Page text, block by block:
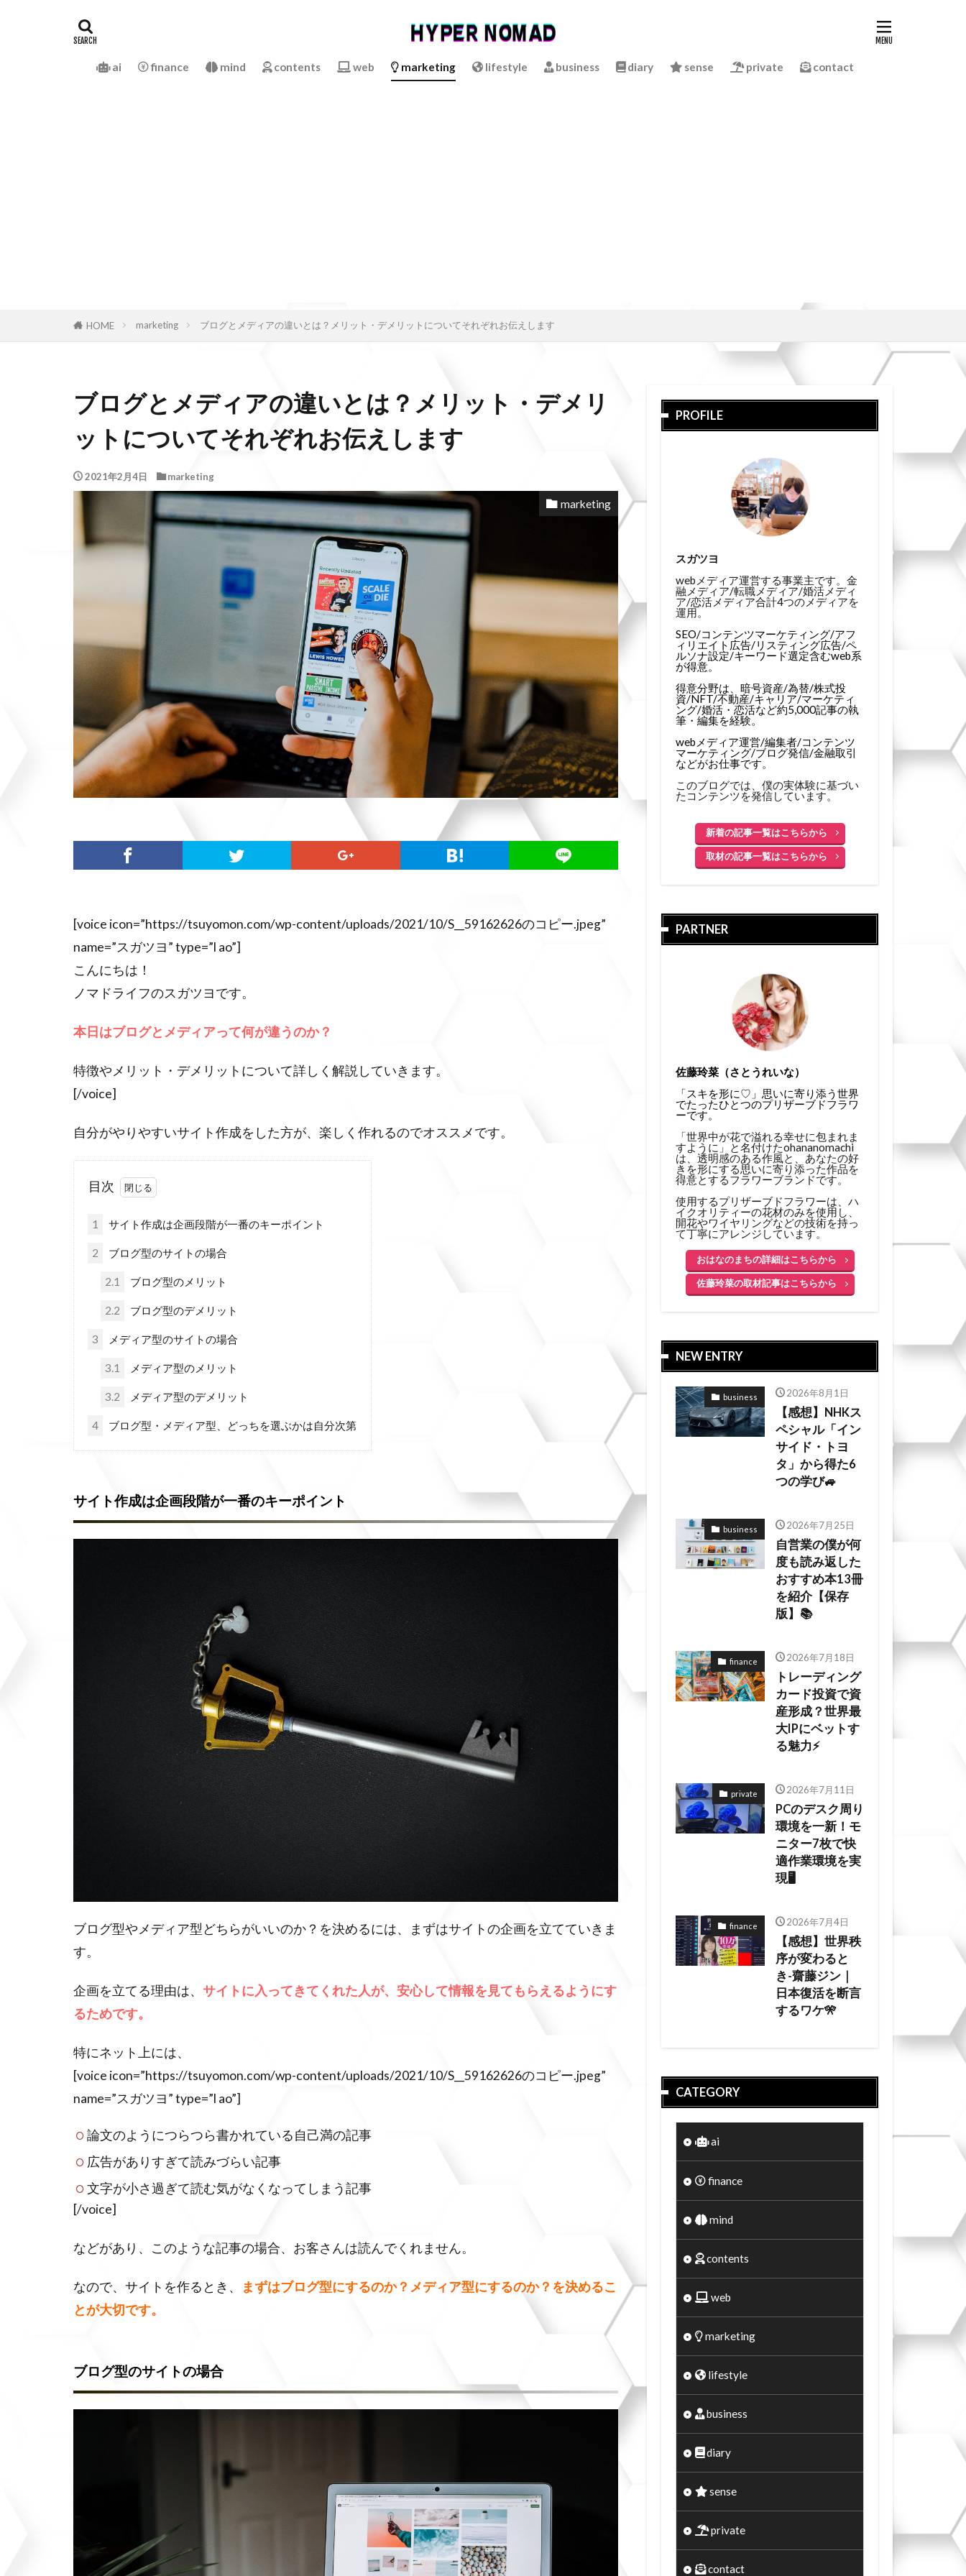
ai finance mind contents web marketing lifestyle business diary sense private contact
HOME marketing ブログとメディアの違いとは？メリット・デメリットについてそれぞれお伝えします
ブログとメディアの違いとは？メリット・デメリ
ットについてそれぞれお伝えします
2021年2月4日 marketing
marketing
[voice icon=”https://tsuyomon.com/wp-content/uploads/2021/10/S__59162626のコピー.jpeg”
name=”スガツヨ” type=”l ao”]
こんにちは！
ノマドライフのスガツヨです。
本日はブログとメディアって何が違うのか？
特徴やメリット・デメリットについて詳しく解説していきます。
[/voice]
自分がやりやすいサイト作成をした方が、楽しく作れるのでオススメです。
目次
1 サイト作成は企画段階が一番のキーポイント
2 ブログ型のサイトの場合
2.1 ブログ型のメリット
2.2 ブログ型のデメリット
3 メディア型のサイトの場合
3.1 メディア型のメリット
3.2 メディア型のデメリット
4 ブログ型・メディア型、どっちを選ぶかは自分次第
サイト作成は企画段階が一番のキーポイント
ブログ型やメディア型どちらがいいのか？を決めるには、まずはサイトの企画を立てていきま
す。
企画を立てる理由は、 サイトに入ってきてくれた人が、安心して情報を見てもらえるようにす
るためです。
特にネット上には、
[voice icon=”https://tsuyomon.com/wp-content/uploads/2021/10/S__59162626のコピー.jpeg”
name=”スガツヨ” type=”l ao”]
論文のようにつらつら書かれている自己満の記事
広告がありすぎて読みづらい記事
文字が小さ過ぎて読む気がなくなってしまう記事
[/voice]
などがあり、このような記事の場合、お客さんは読んでくれません。
なので、サイトを作るとき、
まずはブログ型にするのか？メディア型にするのか？を決めるこ
とが大切です。
ブログ型のサイトの場合
PROFILE
スガツヨ
webメディア運営する事業主です。金
融メディア/転職メディア/婚活メディ
ア/恋活メディア合計4つのメディアを
運用。
SEO/コンテンツマーケティング/アフ
ィリエイト広告/リスティング広告/ペ
ルソナ設定/キーワード選定含むweb系
が得意。
得意分野は、暗号資産/為替/株式投
資/NFT/不動産/キャリア/マーケティ
ング/婚活・恋活など約5,000記事の執
筆・編集を経験。
webメディア運営/編集者/コンテンツ
マーケティング/ブログ発信/金融取引
などがお仕事です。
このブログでは、僕の実体験に基づい
たコンテンツを発信しています。
新着の記事一覧はこちらから
取材の記事一覧はこちらから
PARTNER
佐藤玲菜（さとうれいな）
「スキを形に♡」思いに寄り添う世界
でたったひとつのプリザーブドフラワ
ーです。
「世界中が花で溢れる幸せに包まれま
すように」と名付けたohananomachi
は、透明感のある作風と、あなたの好
きを形にする思いに寄り添った作品を
得意とするフラワーブランドです。
使用するプリザーブドフラワーは、ハ
イクオリティーの花材のみを使用し、
開花やワイヤリングなどの技術を持っ
て丁寧にアレンジしています。
おはなのまちの詳細はこちらから
佐藤玲菜の取材記事はこちらから
NEW ENTRY
business 2026年8月1日
【感想】NHKス
ペシャル「イン
サイド・トヨ
タ」から得た6
つの学び🚙
business 2026年7月25日
自営業の僕が何
度も読み返した
おすすめ本13冊
を紹介【保存
版】📚
finance 2026年7月18日
トレーディング
カード投資で資
産形成？世界最
大IPにベットす
る魅力⚡
private 2026年7月11日
PCのデスク周り
環境を一新！モ
ニター7枚で快
適作業環境を実
現🖥️
finance 2026年7月4日
【感想】世界秩
序が変わると
き-齋藤ジン｜
日本復活を断言
するワケ🎌
CATEGORY
ai
finance
mind
contents
web
marketing
lifestyle
business
diary
sense
private
contact